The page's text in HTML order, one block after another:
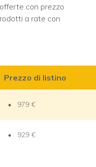
con prezzo
a rate con
Prezzo di listino
979 €
929 €